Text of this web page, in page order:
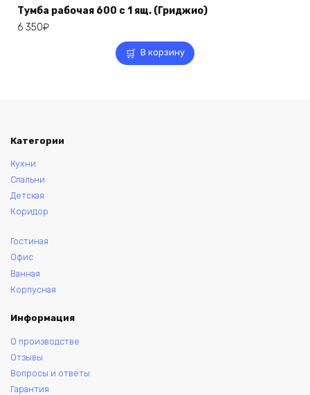
Тумба рабочая 600 с 1 ящ. (Гриджио)
6 350₽
В корзину
Категории
Кухни
Спальни
Детская
Коридор
Гостиная
Офис
Ванная
Корпусная
Информация
О производстве
Отзывы
Вопросы и ответы
Гарантия